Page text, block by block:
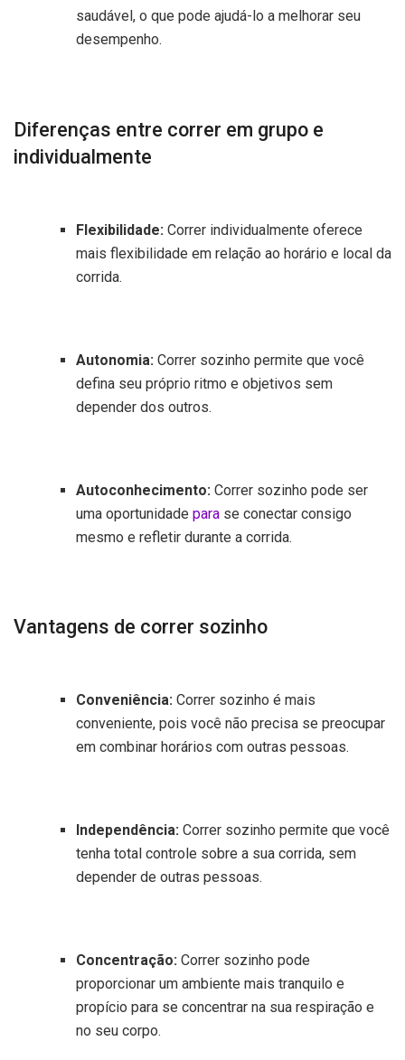
saudável, o que pode ajudá-lo a melhorar seu
desempenho.
Diferenças entre correr em grupo e
individualmente
Flexibilidade: Correr individualmente oferece
mais flexibilidade em relação ao horário e local da
corrida.
Autonomia: Correr sozinho permite que você
defina seu próprio ritmo e objetivos sem
depender dos outros.
Autoconhecimento: Correr sozinho pode ser
uma oportunidade parase conectar consigo
mesmo e refletir durante a corrida.
Vantagens de correr sozinho
Conveniência:Correr sozinho é mais
conveniente, pois você não precisa se preocupar
em combinar horários com outras pessoas.
Independência:Correr sozinho permite que você
tenha total controle sobre a sua corrida, sem
depender de outras pessoas.
Concentração:Correr sozinho pode
proporcionar um ambiente mais tranquilo e
propício para se concentrar na sua respiração e
no seu corpo.